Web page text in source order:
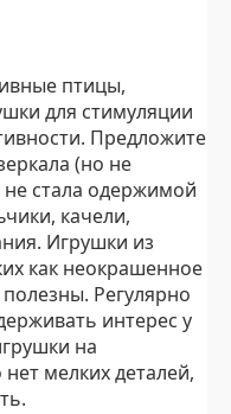
птицы,
для стимуляции
Предложите
(но не
стала одержимой
качели,
Игрушки из
как неокрашенное
Регулярно
интерес у
на
мелких деталей,